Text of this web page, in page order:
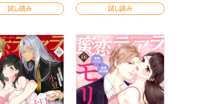
試し読み 試し読み